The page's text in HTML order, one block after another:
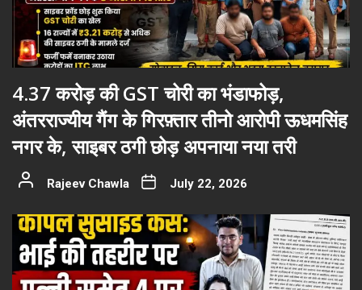
4.37 करोड़ की GST चोरी का भंडाफोड़,
अंतरराज्यीय गैंग के गिरफ़्तार तीनो आरोपी ऊधमसिंह
नगर के, साइबर ठगी छोड़ अपनाया नया तरी
Rajeev Chawla July 22, 2026